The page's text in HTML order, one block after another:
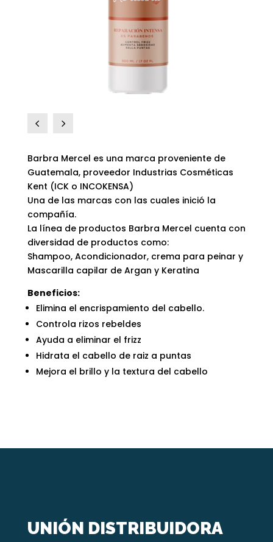
4 5
Barbra Mercel es una marca proveniente de
Guatemala, proveedor Industrias Cosméticas
Kent (ICK o INCOKENSA)
Una de las marcas con las cuales inició la
compañía.
La línea de productos Barbra Mercel cuenta con
diversidad de productos como:
Shampoo, Acondicionador, crema para peinar y
Mascarilla capilar de Argan y Keratina
Beneficios:
Elimina el encrispamiento del cabello.
Controla rizos rebeldes
Ayuda a eliminar el frizz
Hidrata el cabello de raiz a puntas
Mejora el brillo y la textura del cabello
UNIÓN DISTRIBUIDORA